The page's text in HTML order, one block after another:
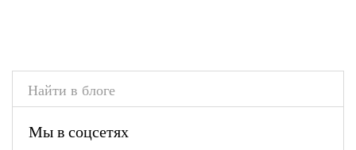
Мы в соцсетях